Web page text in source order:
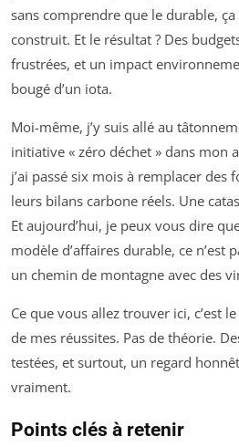
sans comprendre que le durable, ça
construit. Et le résultat ? Des
frustrées, et un impact
bougé d’un iota.
Moi-même, j’y suis allé au
initiative « zéro déchet » dans mon
j’ai passé six mois à remplacer des
leurs bilans carbone réels. Une
Et aujourd’hui, je peux vous dire
modèle d’affaires durable, ce n’est
un chemin de montagne avec des
Ce que vous allez trouver ici, c’est
de mes réussites. Pas de théorie.
testées, et surtout, un regard
vraiment.
Points clés à retenir